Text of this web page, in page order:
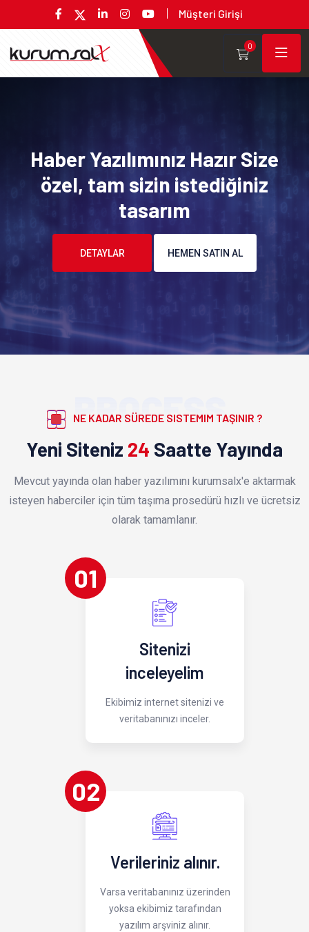
Müşteri Girişi
0
Haber Yazılımınız Hazır Size
özel, tam sizin istediğiniz
tasarım
DETAYLAR HEMEN SATIN AL
PROCESS
NE KADAR SÜREDE SISTEMIM TAŞINIR ?
Yeni Siteniz 24 Saatte Yayında
Mevcut yayında olan haber yazılımını kurumsalx'e aktarmak
isteyen haberciler için tüm taşıma prosedürü hızlı ve ücretsiz
olarak tamamlanır.
01
Sitenizi
inceleyelim
Ekibimiz internet sitenizi ve
veritabanınızı inceler.
02
Verileriniz alınır.
Varsa veritabanınız üzerinden
yoksa ekibimiz tarafından
yazılım arşviniz alınır.